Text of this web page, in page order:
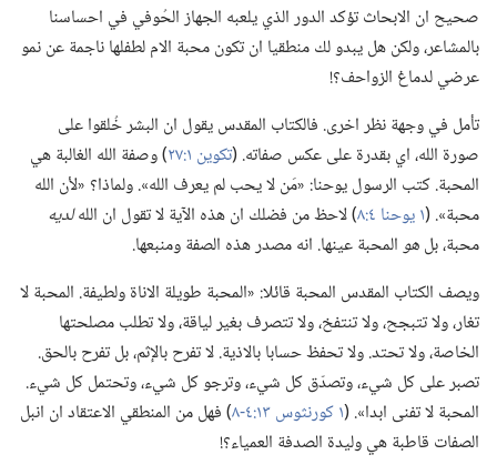
صحيح ان الابحاث تؤكد الدور الذي يلعبه الجهاز الحُوفي في احساسنا
بالمشاعر،‏ ولكن هل يبدو لك منطقيا ان تكون محبة الام لطفلها ناجمة عن نمو
عرضي لدماغ الزواحف؟‏!‏
تأمل في وجهة نظر اخرى.‏ فالكتاب المقدس يقول ان البشر خُلقوا على
صورة الله،‏ اي بقدرة على عكس صفاته.‏ (‏تكوين ١:‏٢٧
‏)‏ وصفة الله الغالبة هي
المحبة.‏ كتب الرسول يوحنا:‏ «مَن لا يحب لم يعرف الله».‏ ولماذا؟‏ «لأن الله
محبة».‏ (‏١ يوحنا ٤:‏٨ ‏)‏ لاحظ من فضلك ان هذه الآية لا تقول ان اللهلديه
محبة،‏ بلهوالمحبة عينها.‏ انه مصدر هذه الصفة ومنبعها.‏
ويصف الكتاب المقدس المحبة قائلا:‏ «المحبة طويلة الاناة ولطيفة.‏ المحبة لا
تغار،‏ ولا تتبجح،‏ ولا تنتفخ،‏ ولا تتصرف بغير لياقة،‏ ولا تطلب مصلحتها
الخاصة،‏ ولا تحتد.‏ ولا تحفظ حسابا بالاذية.‏ لا تفرح بالإثم،‏ بل تفرح بالحق.‏
تصبر على كل شيء،‏ وتصدّق كل شيء،‏ وترجو كل شيء،‏ وتحتمل كل شيء.‏
المحبة لا تفنى ابدا».‏ (‏١ كورنثوس ١٣:‏٤-‏٨
‏)‏ فهل من المنطقي الاعتقاد ان انبل
الصفات قاطبة هي وليدة الصدفة العمياء؟‏!‏